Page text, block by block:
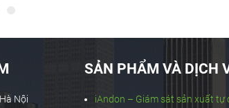
Nội
SẢN PHẨM VÀ DỊCH
iAndon – Giám sát sản xuất tự